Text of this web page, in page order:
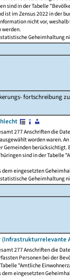
sind in der Tabelle
ist im Zensus 2022 in der
nicht vor,
werden.
Geheimhaltung
fortschreibung
277 Anschriften die
worden waren.
Gemeinden
sind in der Tabelle
eingesetzten
Geheimhaltung
(Infrastrukturrelevante
277 Anschriften die
Personen bei der
"Amtliche
eingesetzten